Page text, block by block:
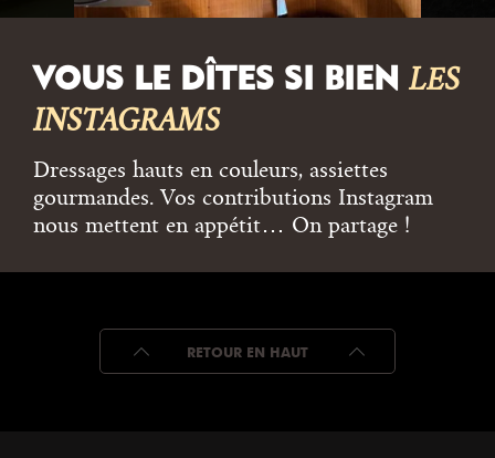
VOUS LE DÎTES SI BIEN LES
INSTAGRAMS
Dressages hauts en couleurs, assiettes
gourmandes. Vos contributions Instagram
nous mettent en appétit… On partage !
RETOUR EN HAUT